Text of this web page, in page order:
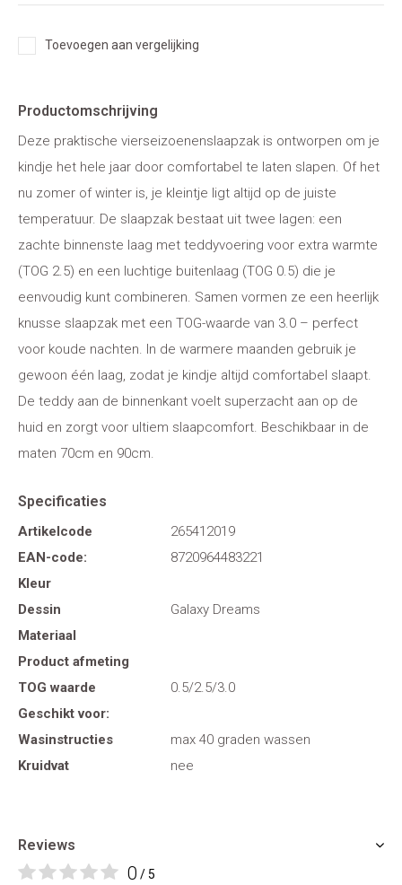
Toevoegen aan vergelijking
Productomschrijving
Deze praktische vierseizoenenslaapzak is ontworpen om je
kindje het hele jaar door comfortabel te laten slapen. Of het
nu zomer of winter is, je kleintje ligt altijd op de juiste
temperatuur. De slaapzak bestaat uit twee lagen: een
zachte binnenste laag met teddyvoering voor extra warmte
(TOG 2.5) en een luchtige buitenlaag (TOG 0.5) die je
eenvoudig kunt combineren. Samen vormen ze een heerlijk
knusse slaapzak met een TOG-waarde van 3.0 – perfect
voor koude nachten. In de warmere maanden gebruik je
gewoon één laag, zodat je kindje altijd comfortabel slaapt.
De teddy aan de binnenkant voelt superzacht aan op de
huid en zorgt voor ultiem slaapcomfort. Beschikbaar in de
maten 70cm en 90cm.
Specificaties
Artikelcode
265412019
EAN-code:
8720964483221
Kleur
Dessin
Galaxy Dreams
Materiaal
Product afmeting
TOG waarde
0.5/2.5/3.0
Geschikt voor:
Wasinstructies
max 40 graden wassen
Kruidvat
nee
Reviews
0 / 5